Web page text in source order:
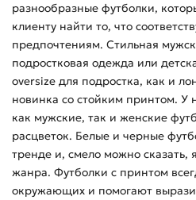
разнообразные футболки,
клиенту найти то, что
предпочтениям. Стильная
подростковая одежда или
oversize для подростка, как и
новинка со стойким принтом. У
как мужские, так и женские
расцветок. Белые и черные
тренде и, смело можно сказать,
жанра. Футболки с принтом
окружающих и помогают